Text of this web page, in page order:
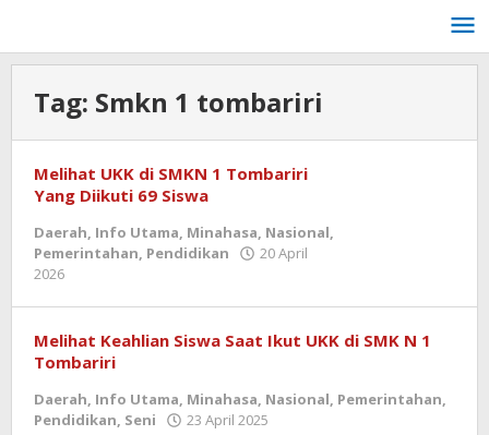
konten
Tag: Smkn 1 tombariri
Melihat UKK di SMKN 1 Tombariri
Yang Diikuti 69 Siswa
Daerah, Info Utama, Minahasa, Nasional,
Pemerintahan, Pendidikan
20 April
2026
Melihat Keahlian Siswa Saat Ikut UKK di SMK N 1
Tombariri
Daerah, Info Utama, Minahasa, Nasional, Pemerintahan,
Pendidikan, Seni 23 April 2025